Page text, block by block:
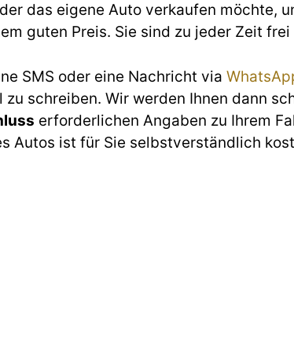
das eigene Auto verkaufen möchte,
guten Preis. Sie sind zu jeder Zeit
SMS oder eine Nachricht via
zu schreiben. Wir werden Ihnen dann
erforderlichen Angaben zu Ihrem
Autos ist für Sie selbstverständlich